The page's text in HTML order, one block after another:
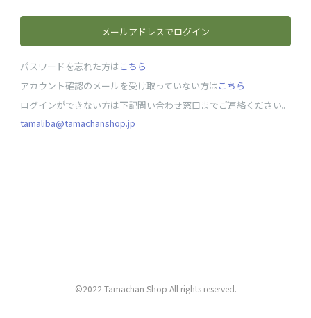
メールアドレスでログイン
パスワードを忘れた方はこちら
アカウント確認のメールを受け取っていない方はこちら
ログインができない方は下記問い合わせ窓口までご連絡ください。
tamaliba@tamachanshop.jp
©2022 Tamachan Shop All rights reserved.